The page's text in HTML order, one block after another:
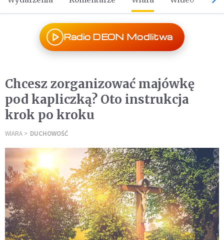
Radio DEON Modlitwa
Chcesz zorganizować majówkę
pod kapliczką? Oto instrukcja
krok po kroku
WIARA DUCHOWOŚĆ